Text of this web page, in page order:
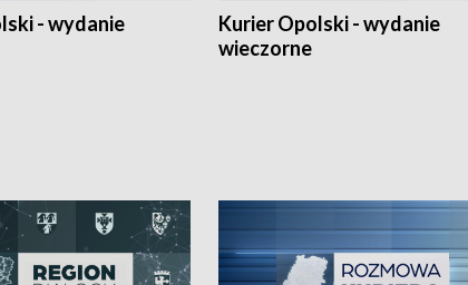
- wydanie
Kurier Opolski - wydanie
wieczorne